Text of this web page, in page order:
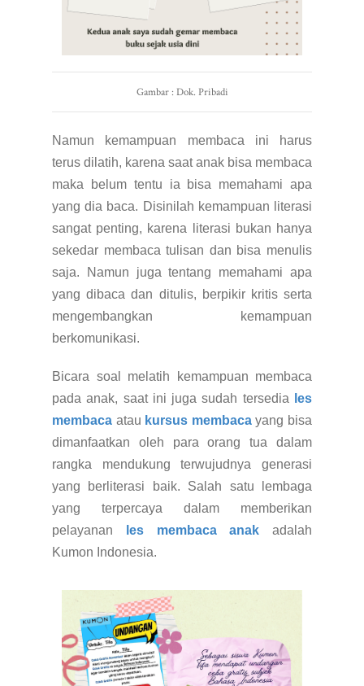
Gambar : Dok. Pribadi
Namun kemampuan membaca ini harus
terus dilatih, karena saat anak bisa membaca
maka belum tentu ia bisa memahami apa
yang dia baca. Disinilah kemampuan literasi
sangat penting, karena literasi bukan hanya
sekedar membaca tulisan dan bisa menulis
saja. Namun juga tentang memahami apa
yang dibaca dan ditulis, berpikir kritis serta
mengembangkan kemampuan
berkomunikasi.
Bicara soal melatih kemampuan membaca
pada anak, saat ini juga sudah tersedia
les
membaca atau kursus membacayang bisa
dimanfaatkan oleh para orang tua dalam
rangka mendukung terwujudnya generasi
yang berliterasi baik. Salah satu lembaga
yang terpercaya dalam memberikan
pelayanan
les membaca anak adalah
Kumon Indonesia.